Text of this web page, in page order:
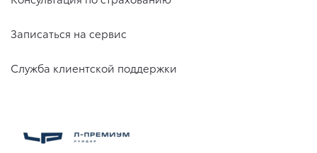
Записаться на сервис
Служба клиентской поддержки